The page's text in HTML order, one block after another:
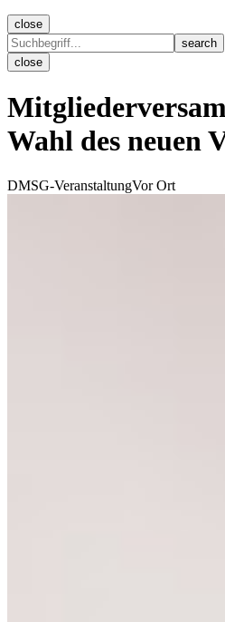
close
close
Wahl des neuen
DMSG-VeranstaltungVor Ort